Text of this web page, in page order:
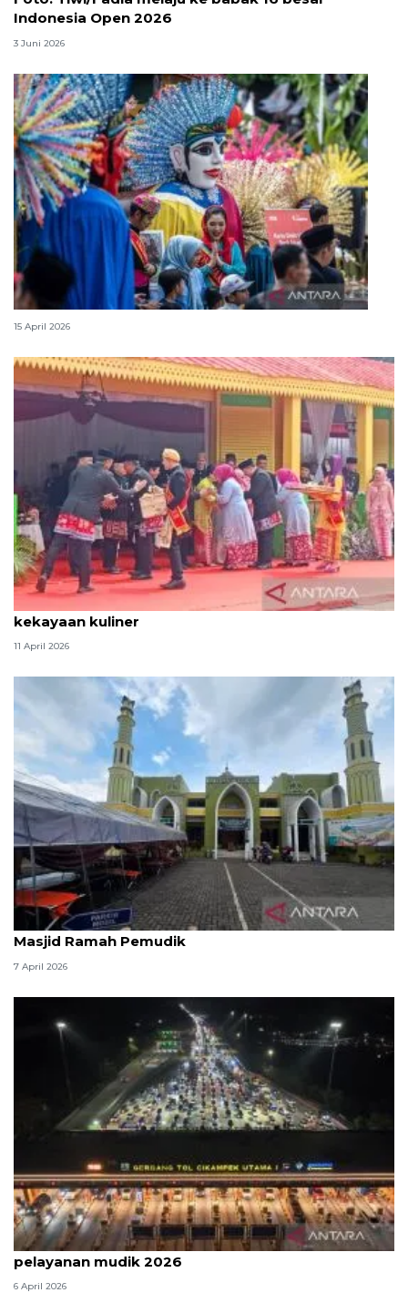
Indonesia Open 2026
3 Juni 2026
Lebaran Betawi, harmoni tradisi dan kota global
15 April 2026
Tradisi hantaran Lebaran Betawi simbol bakti dan
kekayaan kuliner
11 April 2026
Kemenag: 3,5 juta orang manfaatkan layanan
Masjid Ramah Pemudik
7 April 2026
Survei: 88,8 persen responden puas dengan
pelayanan mudik 2026
6 April 2026